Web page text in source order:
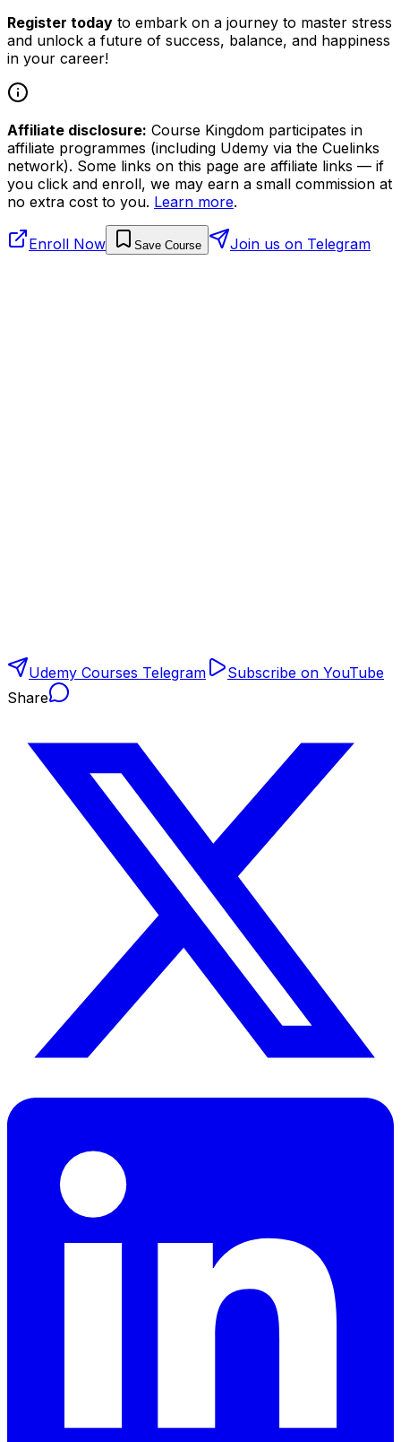
Register today to embark on a journey to master stress
and unlock a future of success, balance, and happiness
in your career!
Affiliate disclosure: Course Kingdom participates in
affiliate programmes (including Udemy via the Cuelinks
network). Some links on this page are affiliate links — if
you click and enroll, we may earn a small commission at
no extra cost to you. Learn more.
Enroll Now Save Course Join us on Telegram
Udemy Courses Telegram
Subscribe on YouTube
Share